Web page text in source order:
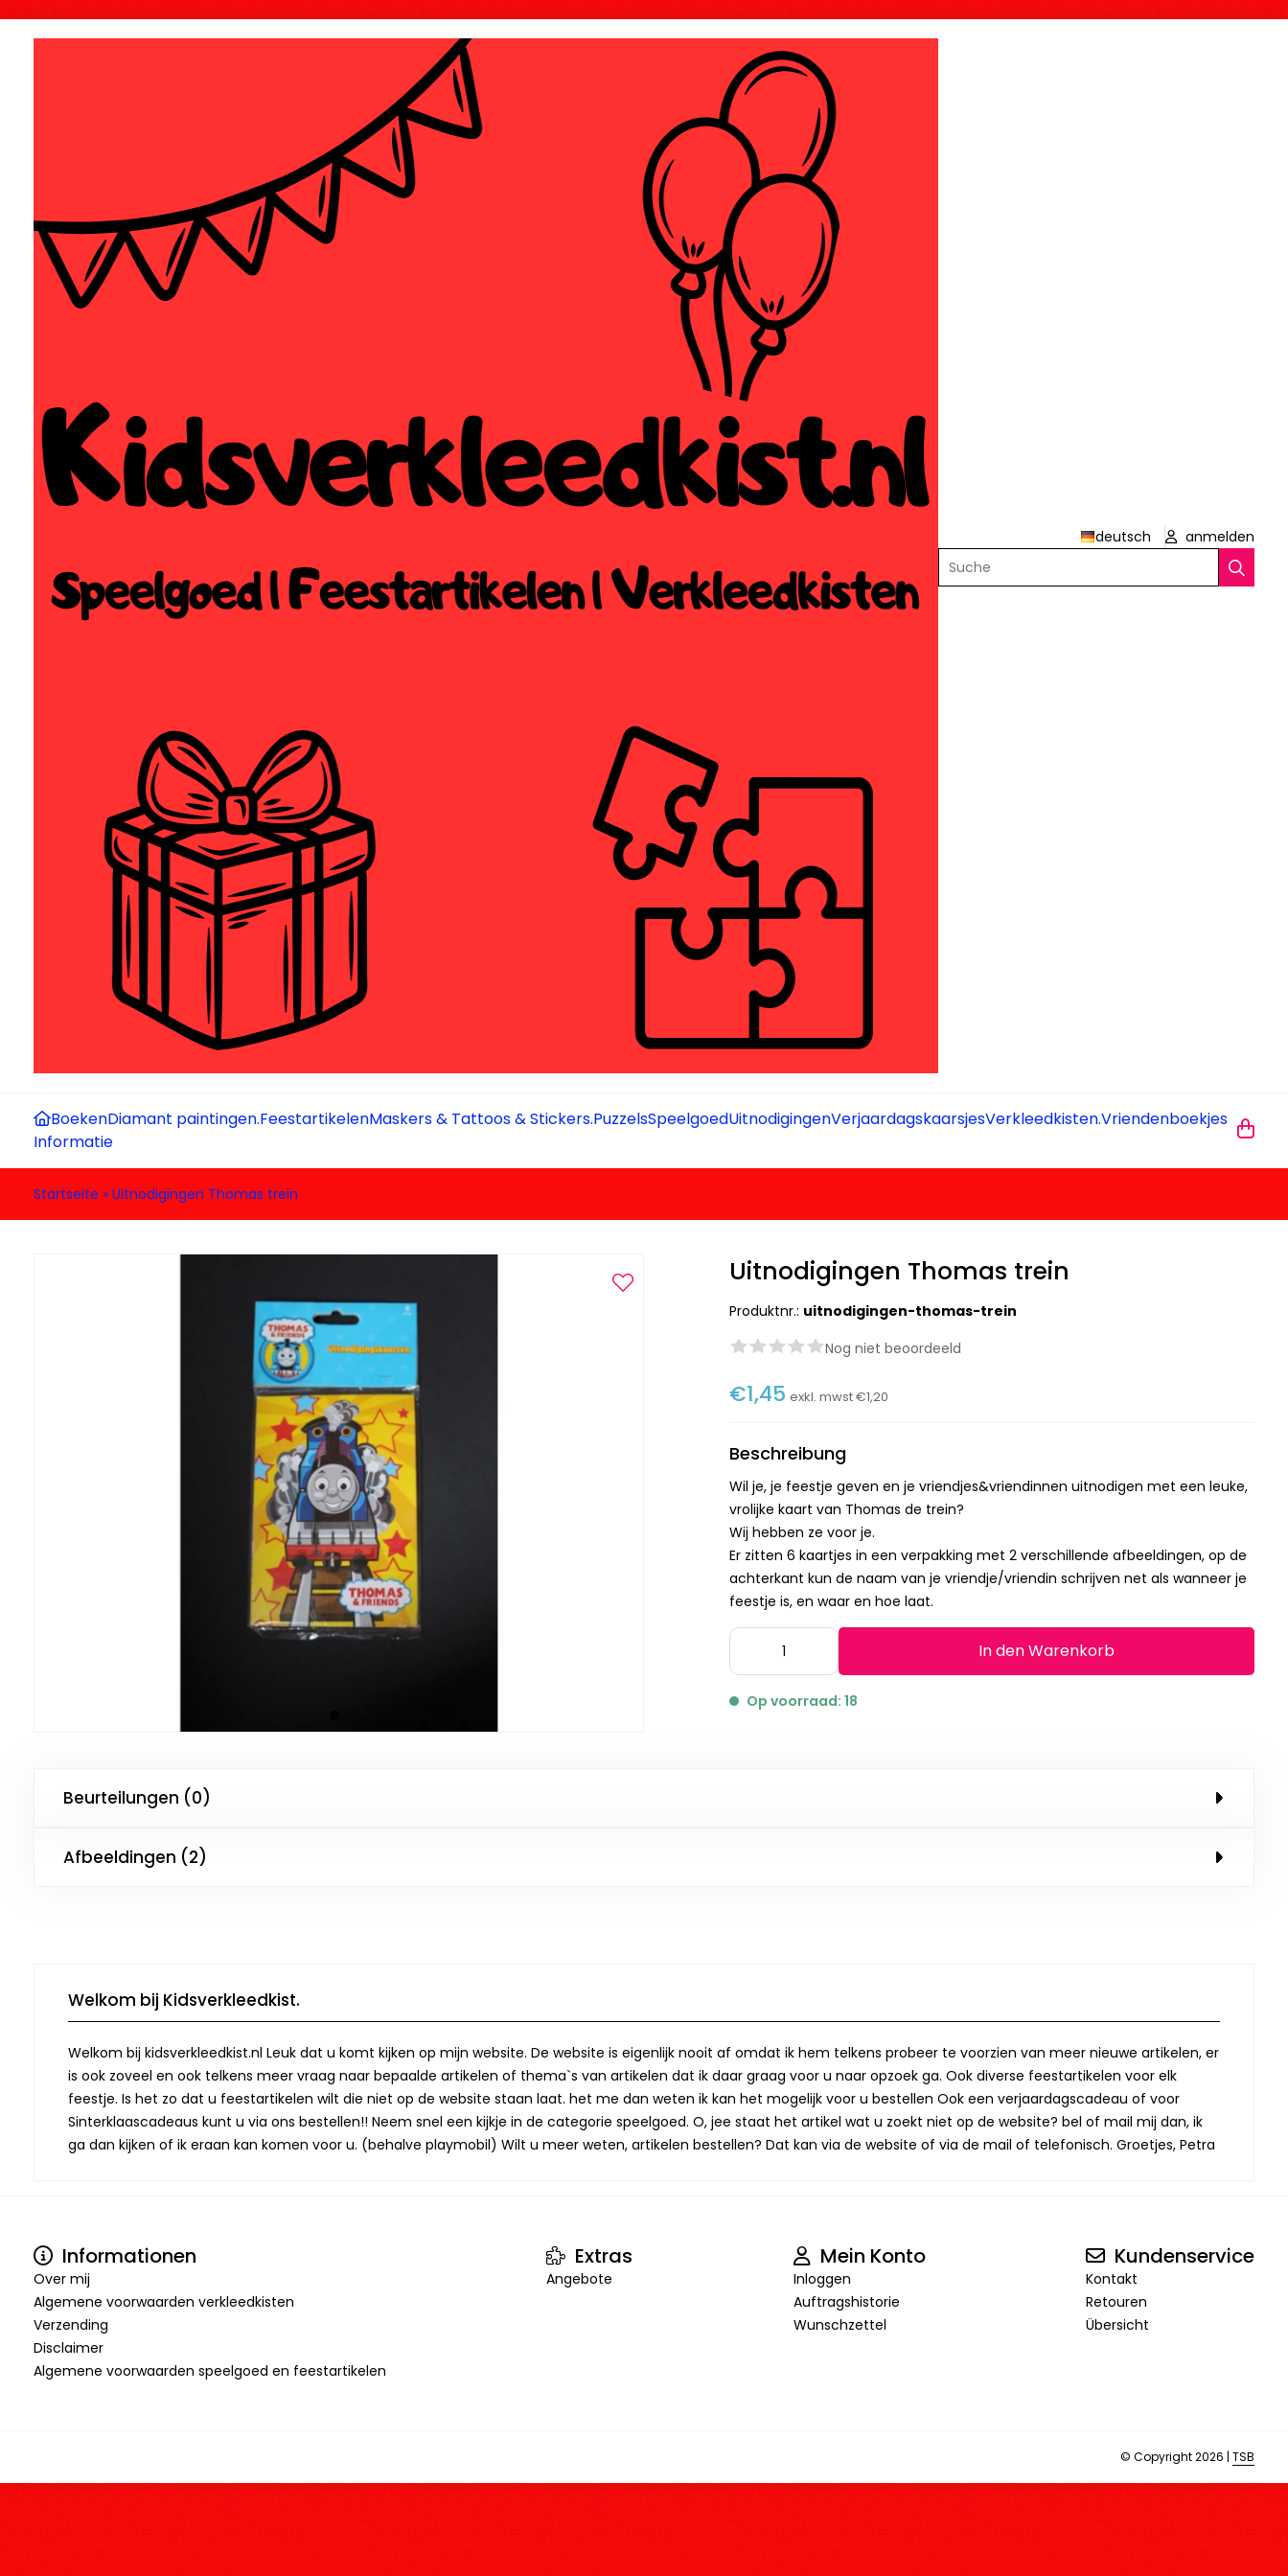
deutsch
anmelden
Suche
BoekenDiamant paintingen.FeestartikelenMaskers & Tattoos & Stickers.PuzzelsSpeelgoedUitnodigingenVerjaardagskaarsjesVerkleedkisten.Vriendenboekjes
Informatie
Startseite » Uitnodigingen Thomas trein
Uitnodigingen Thomas trein
Produktnr.: uitnodigingen-thomas-trein
Nog niet beoordeeld
€1,45 exkl. mwst€1,20
Beschreibung
Wil je, je feestje geven en je vriendjes&vriendinnen uitnodigen met een leuke,
vrolijke kaart van Thomas de trein?
Wij hebben ze voor je.
Er zitten 6 kaartjes in een verpakking met 2 verschillende afbeeldingen, op de
achterkant kun de naam van je vriendje/vriendin schrijven net als wanneer je
feestje is, en waar en hoe laat.
In den Warenkorb
Op voorraad: 18
Beurteilungen (0)
Afbeeldingen (2)
Welkom bij Kidsverkleedkist.
Welkom bij kidsverkleedkist.nl Leuk dat u komt kijken op mijn website. De website is eigenlijk nooit af omdat ik hem telkens probeer te voorzien van meer nieuwe artikelen, er
is ook zoveel en ook telkens meer vraag naar bepaalde artikelen of thema`s van artikelen dat ik daar graag voor u naar opzoek ga. Ook diverse feestartikelen voor elk
feestje. Is het zo dat u feestartikelen wilt die niet op de website staan laat. het me dan weten ik kan het mogelijk voor u bestellen Ook een verjaardagscadeau of voor
Sinterklaascadeaus kunt u via ons bestellen!! Neem snel een kijkje in de categorie speelgoed. O, jee staat het artikel wat u zoekt niet op de website? bel of mail mij dan, ik
ga dan kijken of ik eraan kan komen voor u. (behalve playmobil) Wilt u meer weten, artikelen bestellen? Dat kan via de website of via de mail of telefonisch. Groetjes, Petra
Informationen
Over mij
Algemene voorwaarden verkleedkisten
Verzending
Disclaimer
Algemene voorwaarden speelgoed en feestartikelen
Extras
Angebote
Mein Konto
Inloggen
Auftragshistorie
Wunschzettel
Kundenservice
Kontakt
Retouren
Übersicht
© Copyright 2026 | TSB